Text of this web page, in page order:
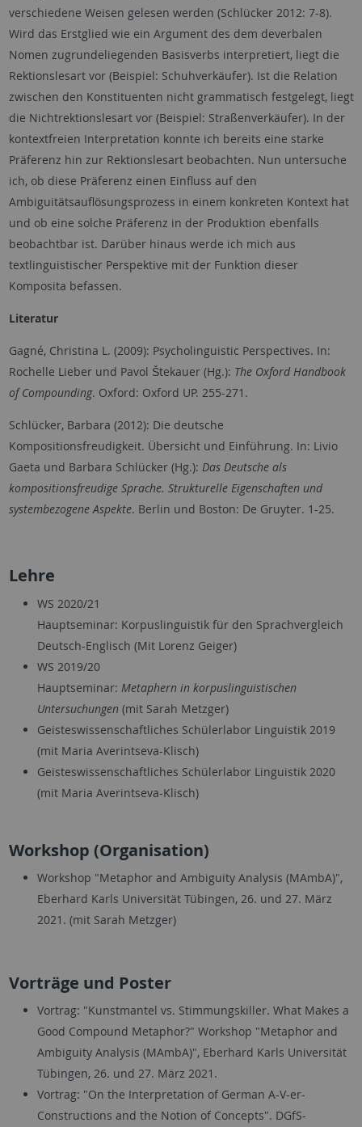
verschiedene Weisen gelesen werden (Schlücker 2012: 7-8).
Wird das Erstglied wie ein Argument des dem deverbalen
Nomen zugrundeliegenden Basisverbs interpretiert, liegt die
Rektionslesart vor (Beispiel: Schuhverkäufer). Ist die Relation
zwischen den Konstituenten nicht grammatisch festgelegt, liegt
die Nichtrektionslesart vor (Beispiel: Straßenverkäufer). In der
kontextfreien Interpretation konnte ich bereits eine starke
Präferenz hin zur Rektionslesart beobachten. Nun untersuche
ich, ob diese Präferenz einen Einfluss auf den
Ambiguitätsauflösungsprozess in einem konkreten Kontext hat
und ob eine solche Präferenz in der Produktion ebenfalls
beobachtbar ist. Darüber hinaus werde ich mich aus
textlinguistischer Perspektive mit der Funktion dieser
Komposita befassen.
Literatur
Gagné, Christina L. (2009): Psycholinguistic Perspectives. In:
Rochelle Lieber und Pavol Štekauer (Hg.): The Oxford Handbook
of Compounding. Oxford: Oxford UP. 255-271.
Schlücker, Barbara (2012): Die deutsche
Kompositionsfreudigkeit. Übersicht und Einführung. In: Livio
Gaeta und Barbara Schlücker (Hg.): Das Deutsche als
kompositionsfreudige Sprache. Strukturelle Eigenschaften und
systembezogene Aspekte. Berlin und Boston: De Gruyter. 1-25.
Lehre
WS 2020/21
Hauptseminar: Korpuslinguistik für den Sprachvergleich
Deutsch-Englisch (Mit Lorenz Geiger)
WS 2019/20
Hauptseminar: Metaphern in korpuslinguistischen
Untersuchungen (mit Sarah Metzger)
Geisteswissenschaftliches Schülerlabor Linguistik 2019
(mit Maria Averintseva-Klisch)
Geisteswissenschaftliches Schülerlabor Linguistik 2020
(mit Maria Averintseva-Klisch)
Workshop (Organisation)
Workshop "Metaphor and Ambiguity Analysis (MAmbA)",
Eberhard Karls Universität Tübingen, 26. und 27. März
2021. (mit Sarah Metzger)
Vorträge und Poster
Vortrag: "Kunstmantel vs. Stimmungskiller. What Makes a
Good Compound Metaphor?" Workshop "Metaphor and
Ambiguity Analysis (MAmbA)", Eberhard Karls Universität
Tübingen, 26. und 27. März 2021.
Vortrag: "On the Interpretation of German A-V-er-
Constructions and the Notion of Concepts". DGfS-